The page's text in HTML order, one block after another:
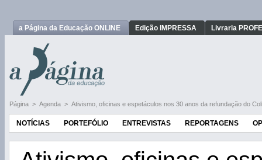
a Página da Educação ONLINE Edição IMPRESSA Livraria
Página > Agenda > Ativismo, oficinas e espetáculos nos 30 anos da refundação do
NOTÍCIAS PORTEFÓLIO ENTREVISTAS REPORTAGENS